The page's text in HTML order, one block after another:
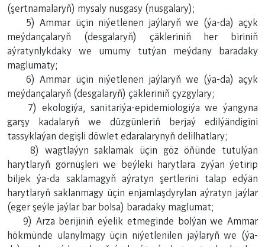
(şertnamalaryň) mysaly nusgasy (nusgalary);
5) Ammar üçin niýetlenen jaýlaryň we (ýa-da) açyk
meýdançalaryň (desgalaryň) çäkleriniň her biriniň
aýratynlykdaky we umumy tutýan meýdany baradaky
maglumaty;
6) Ammar üçin niýetlenen jaýlaryň we (ýa-da) açyk
meýdançalaryň (desgalaryň) çäkleriniň çyzgylary;
7) ekologiýa, sanitariýa-epidemiologiýa we ýangyna
garşy kadalaryň we düzgünleriň berjaý edilýändigini
tassyklaýan degişli döwlet edaralarynyň delilhatlary;
8) wagtlaýyn saklamak üçin göz öňünde tutulýan
harytlaryň görnüşleri we beýleki harytlara zyýan ýetirip
biljek ýa-da saklamagyň aýratyn şertlerini talap edýän
harytlaryň saklanmagy üçin enjamlaşdyrylan aýratyn jaýlar
(eger şeýle jaýlar bar bolsa) baradaky maglumat;
9) Arza berijiniň eýelik etmeginde bolýan we Ammar
hökmünde ulanylmagy üçin niýetlenilen jaýlaryň we (ýa-